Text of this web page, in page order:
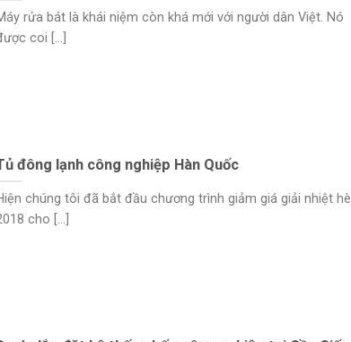
rửa bát là khái niệm còn khá mới với người dân Việt. Nó
coi [...]
đông lạnh công nghiệp Hàn Quốc
chúng tôi đã bắt đầu chương trình giảm giá giải nhiệt hè
cho [...]